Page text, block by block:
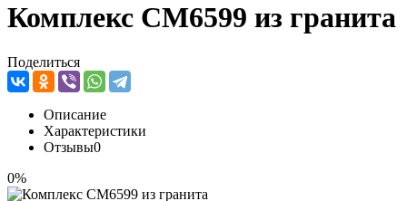
Комплекс CM6599 из гранита
Поделиться
Описание
Характеристики
Отзывы0
0%